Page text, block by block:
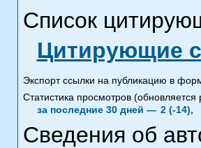
Список
Цитирующие
Экспорт ссылки на публикацию в
Статистика просмотров (обновляется
за последние 30 дней — 2 (-14),
Сведения об